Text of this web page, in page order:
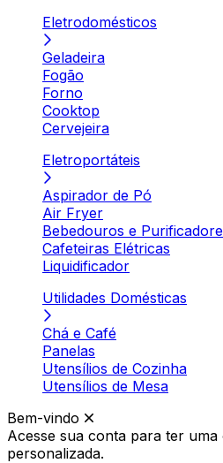
Eletrodomésticos
Geladeira
Fogão
Forno
Cooktop
Cervejeira
Eletroportáteis
Aspirador de Pó
Air Fryer
Bebedouros e
Cafeteiras Elétricas
Liquidificador
Utilidades Domésticas
Chá e Café
Panelas
Utensílios de Cozinha
Utensílios de Mesa
Bem-vindo
Acesse sua conta para ter uma
personalizada.